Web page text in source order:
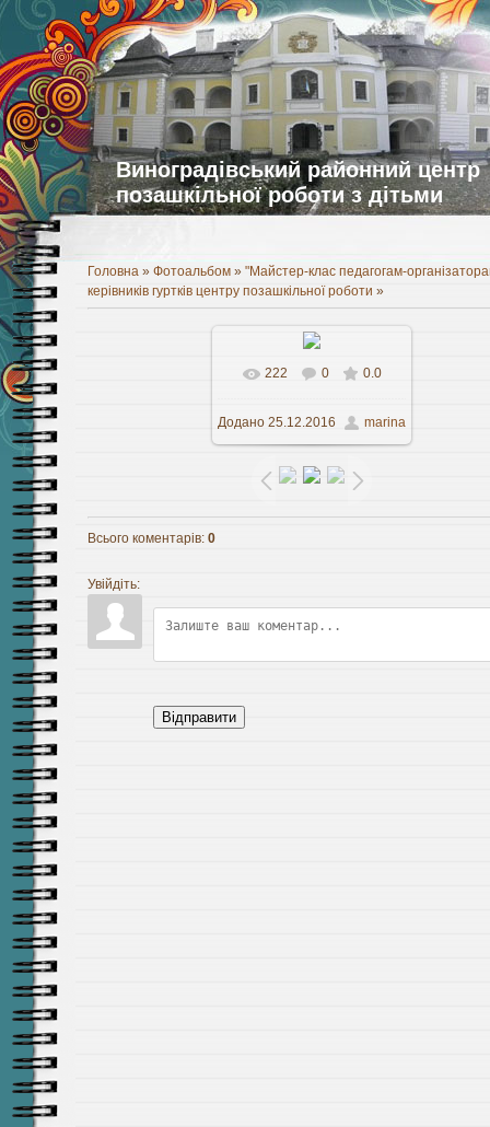
Виноградівський районний центр
позашкільної роботи з дітьми
Головна » Фотоальбом » "Майстер-клас педагогам-
керівників гуртків центру позашкільної роботи »
У реальному розмірі
1280x958/ 204.3Kb
222 0 0.0
Додано 25.12.2016 marina
Всього коментарів: 0
Увійдіть:
Відправити